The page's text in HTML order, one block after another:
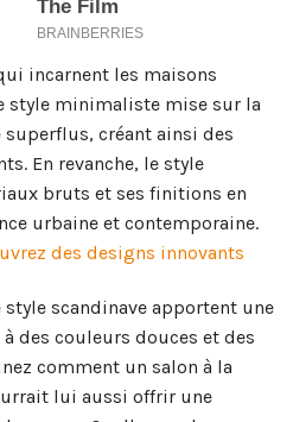
incarnent les maisons
style minimaliste mise sur la
créant ainsi des
En revanche, le style
bruts et ses finitions en
urbaine et contemporaine.
des designs innovants
style scandinave apportent une
des couleurs douces et des
comment un salon à la
lui aussi offrir une